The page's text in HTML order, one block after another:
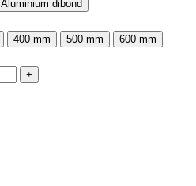
Aluminium dibond
400 mm 500 mm 600 mm
+